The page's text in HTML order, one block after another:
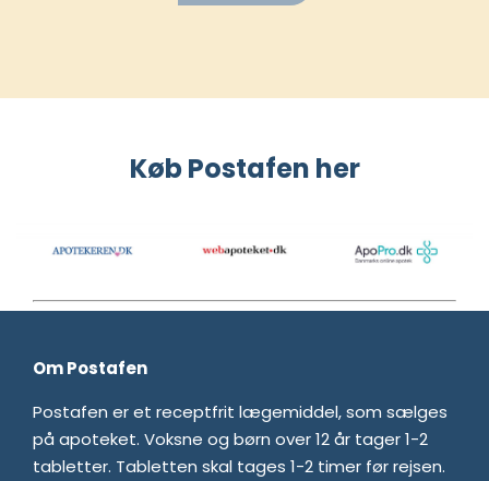
Køb Postafen her
Om Postafen
Postafen er et receptfrit lægemiddel, som sælges
på apoteket. Voksne og børn over 12 år tager 1-2
tabletter. Tabletten skal tages 1-2 timer før rejsen.